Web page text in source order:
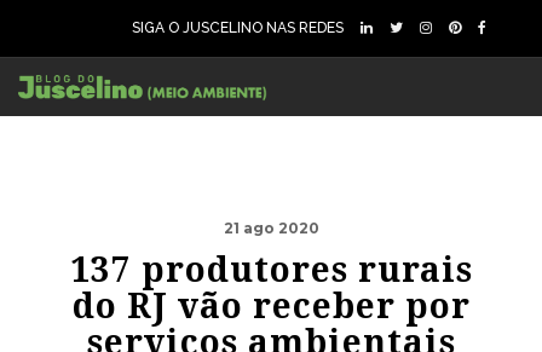
SIGA O JUSCELINO NAS REDES
21 ago 2020
137 produtores rurais
do RJ vão receber por
serviços ambientais